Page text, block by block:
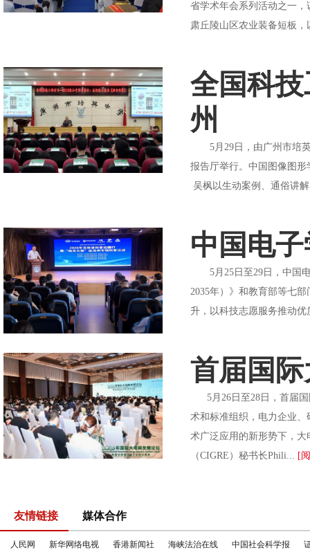
省学术年会系列活动之一
肃丘陵山区农业装备短板
全国科
州
5月29日，由广州市培英
报告厅举行。中国图像图
吴枫以生动案例、通俗讲
中国电
5月25日至29日，中国电
2035年）》和教育部等七
升，以科技志愿服务推动
首届国
5月26日至28日，首届国
术和标准组织，电力企业
术广泛应用的新形势下，
（CIGRE）秘书长Phili... [
友情链接 媒体合作
人民网 新华网络电视 香港新闻社 海峡法治在线 中国社会科学报